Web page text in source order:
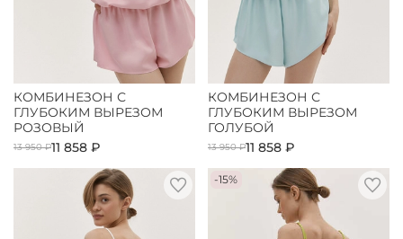
КОМБИНЕЗОН С
ГЛУБОКИМ ВЫРЕЗОМ
РОЗОВЫЙ
13 950 ₽11 858 ₽
КОМБИНЕЗОН С
ГЛУБОКИМ ВЫРЕЗОМ
ГОЛУБОЙ
13 950 ₽11 858 ₽
-15%